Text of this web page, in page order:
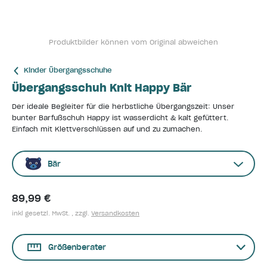
Produktbilder können vom Original abweichen
Kinder Übergangsschuhe
Übergangsschuh Knit Happy Bär
Der ideale Begleiter für die herbstliche Übergangszeit: Unser
bunter Barfußschuh Happy ist wasserdicht & kalt gefüttert.
Einfach mit Klettverschlüssen auf und zu zumachen.
Bär
89,99 €
inkl gesetzl. MwSt. , zzgl. Versandkosten
Größenberater